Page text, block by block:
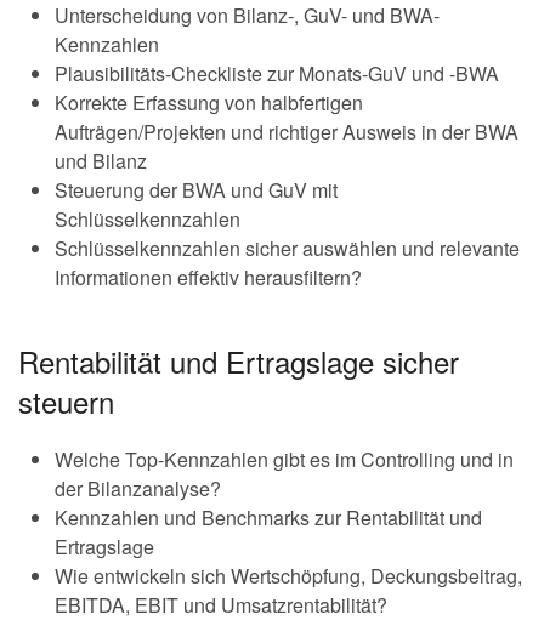
Unterscheidung von Bilanz-, GuV- und BWA-
Kennzahlen
Plausibilitäts-Checkliste zur Monats-GuV und -BWA
Korrekte Erfassung von halbfertigen
Aufträgen/Projekten und richtiger Ausweis in der BWA
und Bilanz
Steuerung der BWA und GuV mit
Schlüsselkennzahlen
Schlüsselkennzahlen sicher auswählen und relevante
Informationen effektiv herausfiltern?
Rentabilität und Ertragslage sicher
steuern
Welche Top-Kennzahlen gibt es im Controlling und in
der Bilanzanalyse?
Kennzahlen und Benchmarks zur Rentabilität und
Ertragslage
Wie entwickeln sich Wertschöpfung, Deckungsbeitrag,
EBITDA, EBIT und Umsatzrentabilität?